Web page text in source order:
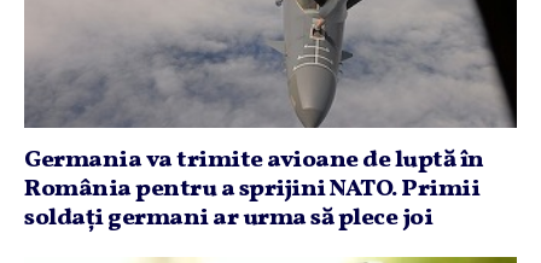
Germania va trimite avioane de luptă în
România pentru a sprijini NATO. Primii
soldaţi germani ar urma să plece joi